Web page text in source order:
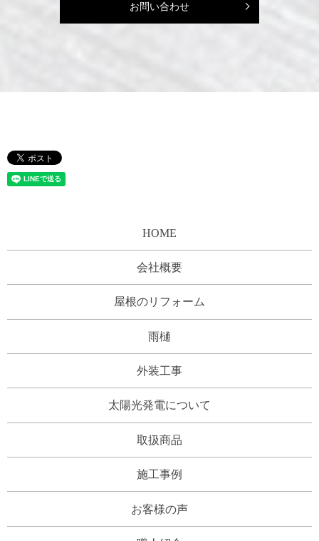
お問い合わせ
HOME
会社概要
屋根のリフォーム
雨樋
外装工事
太陽光発電について
取扱商品
施工事例
お客様の声